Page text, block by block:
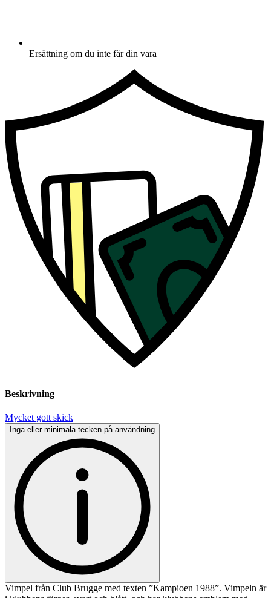
Ersättning om du inte får din vara
Beskrivning
Mycket gott skick
Inga eller minimala tecken på användning
Vimpel från Club Brugge med texten ”Kampioen 1988”. Vimpeln är